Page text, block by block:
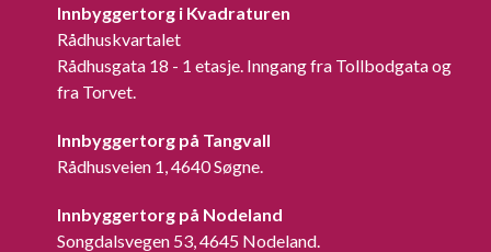
Innbyggertorg i Kvadraturen
Rådhuskvartalet
Rådhusgata 18 - 1 etasje. Inngang fra Tollbodgata og
fra Torvet.
Innbyggertorg på Tangvall
Rådhusveien 1, 4640 Søgne.
Innbyggertorg på Nodeland
Songdalsvegen 53, 4645 Nodeland.